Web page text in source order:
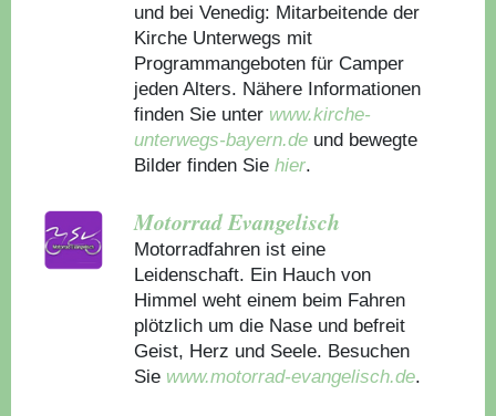
und bei Venedig: Mitarbeitende der
Kirche Unterwegs mit
Programmangeboten für Camper
jeden Alters. Nähere Informationen
finden Sie unter www.kirche-
unterwegs-bayern.de und bewegte
Bilder finden Sie hier.
Motorrad Evangelisch
Motorradfahren ist eine
Leidenschaft. Ein Hauch von
Himmel weht einem beim Fahren
plötzlich um die Nase und befreit
Geist, Herz und Seele. Besuchen
Sie www.motorrad-evangelisch.de.